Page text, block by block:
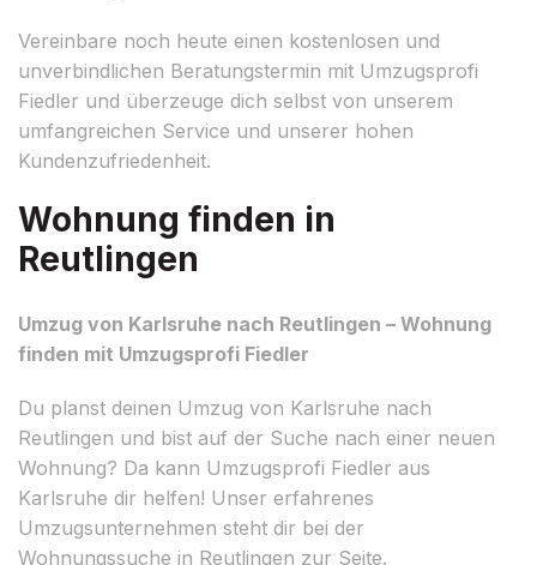
Vereinbare noch heute einen kostenlosen und
unverbindlichen Beratungstermin mit Umzugsprofi
Fiedler und überzeuge dich selbst von unserem
umfangreichen Service und unserer hohen
Kundenzufriedenheit.
Wohnung finden in
Reutlingen
Umzug von Karlsruhe nach Reutlingen – Wohnung
finden mit Umzugsprofi Fiedler
Du planst deinen Umzug von Karlsruhe nach
Reutlingen und bist auf der Suche nach einer neuen
Wohnung? Da kann Umzugsprofi Fiedler aus
Karlsruhe dir helfen! Unser erfahrenes
Umzugsunternehmen steht dir bei der
Wohnungssuche in Reutlingen zur Seite.